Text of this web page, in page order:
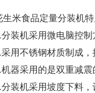
生米食品定量分装机
分装机采用微电脑控
采用不锈钢材质制成
机器采用的是双重减震
装机采用坡度下料，